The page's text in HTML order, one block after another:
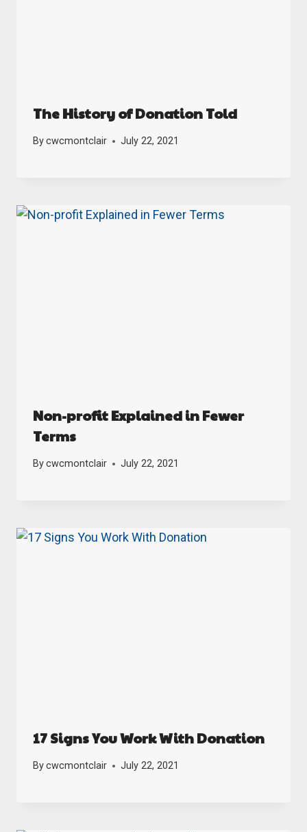
The History of Donation Told
Bycwcmontclair July 22, 2021
Non-profit Explained in Fewer
Terms
Bycwcmontclair July 22, 2021
17 Signs You Work With Donation
Bycwcmontclair July 22, 2021